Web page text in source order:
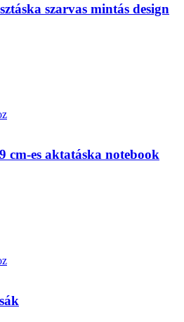
szarvas mintás design
cm-es aktatáska notebook